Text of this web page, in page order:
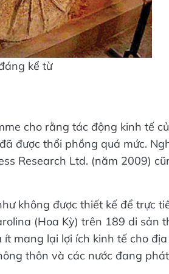
kể từ
cho rằng tác động kinh tế
được thổi phồng quá mức.
Research Ltd. (năm 2009)
không được thiết kế để trực
(Hoa Kỳ) trên 189 di sản
mang lại lợi ích kinh tế cho địa
thôn và các nước đang